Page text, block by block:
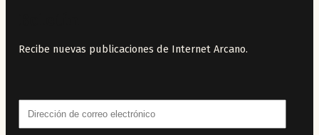
Recibe nuevas publicaciones de Internet Arcano.